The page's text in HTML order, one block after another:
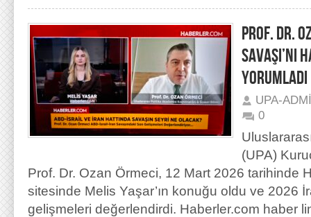
PROF. DR.
SAVAŞI’NI
YORUMLADI
UPA-
0
(UPA)
Prof. Dr. Ozan Örmeci, 12 Mart 2026 tarihinde
sitesinde Melis Yaşar’ın konuğu oldu ve 2026
gelişmeleri değerlendirdi. Haberler.com haber